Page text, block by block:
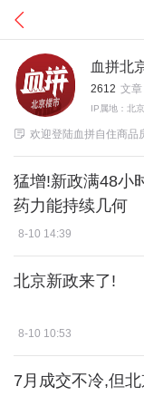
血拼北
2612 文章
IP属地：北
 欢迎登陆血拼自住商品
猛增!新政满48小
药力能持续几何
8-10 14:39
北京新政来了!
8-10 10:53
7月成交不冷,但